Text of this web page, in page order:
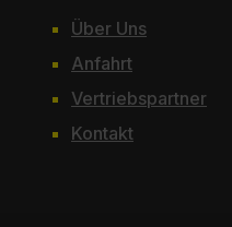
Über Uns
Anfahrt
Vertriebspartner
Kontakt